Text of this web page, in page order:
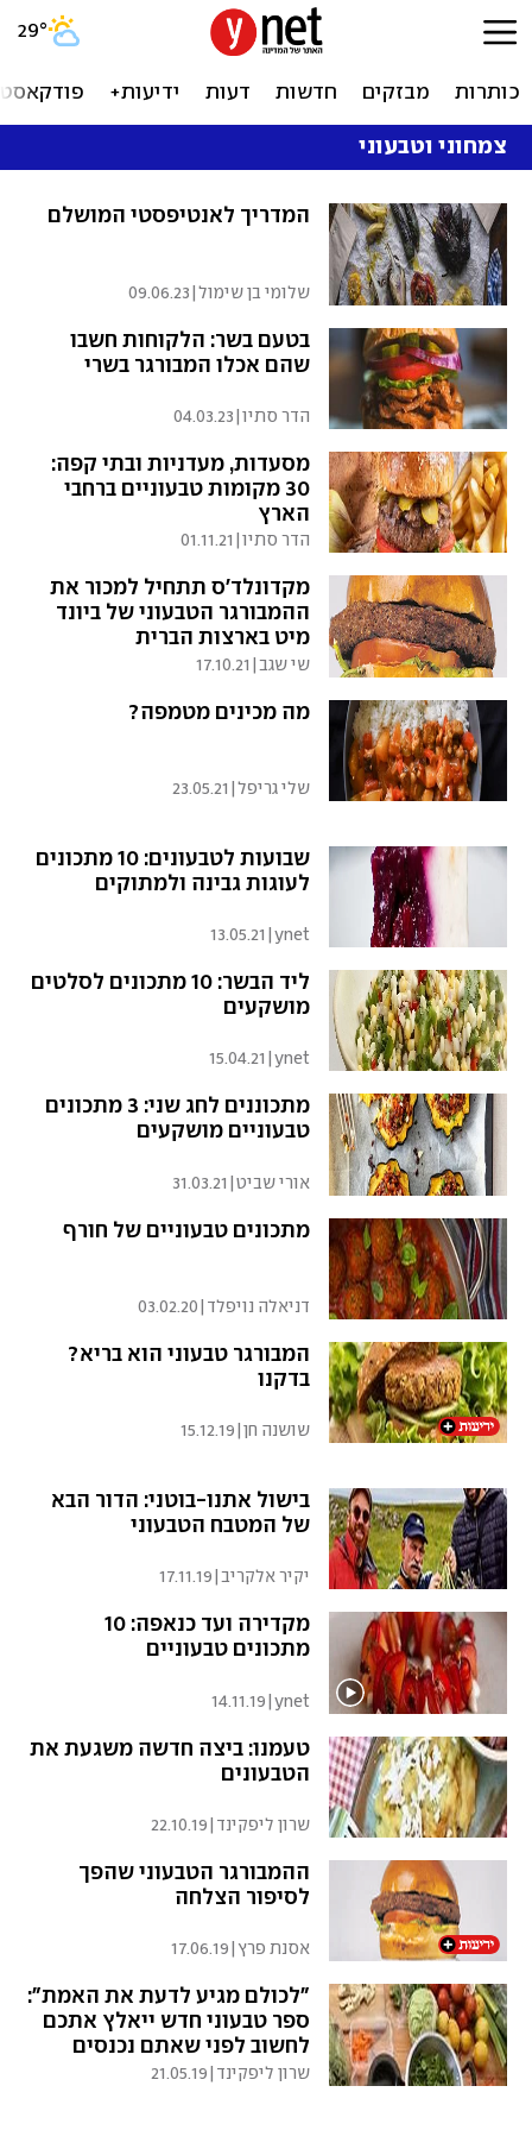
29°
כותרות מבזקים חדשות דעות ידיעות+
צמחוני וטבעוני
המדריך לאנטיפסטי המושלם
שלומי בן שימול|
09.06.23
בטעם בשר: הלקוחות חשבו
שהם אכלו המבורגר בשרי
הדר סתיו|
04.03.23
מסעדות, מעדניות ובתי קפה:
30 מקומות טבעוניים ברחבי
הארץ
הדר סתיו|
01.11.21
מקדונלד'ס תתחיל למכור את
ההמבורגר הטבעוני של ביונד
מיט בארצות הברית
שי שגב|
17.10.21
מה מכינים מטמפה?
שלי גריפל|
23.05.21
שבועות לטבעונים: 10 מתכונים
לעוגות גבינה ולמתוקים
ynet
|
13.05.21
ליד הבשר: 10 מתכונים לסלטים
מושקעים
ynet
|
15.04.21
מתכוננים לחג שני: 3 מתכונים
טבעוניים מושקעים
אורי שביט|
31.03.21
מתכונים טבעוניים של חורף
דניאלה נויפלד 03.02.20
המבורגר טבעוני הוא בריא?
בדקנו
שושנה חן|
15.12.19
בישול אתנו-בוטני: הדור הבא
של המטבח הטבעוני
יקיר אלקריב|
17.11.19
מקדירה ועד כנאפה: 10
מתכונים טבעוניים
ynet
|
14.11.19
טעמנו: ביצה חדשה משגעת את
הטבעונים
שרון ליפקינד 22.10.19
ההמבורגר הטבעוני שהפך
לסיפור הצלחה
אסנת פרץ 17.06.19
"לכולם מגיע לדעת את האמת":
ספר טבעוני חדש ייאלץ אתכם
לחשוב לפני שאתם נכנסים
למטבח
שרון ליפקינד 21.05.19